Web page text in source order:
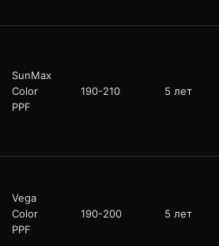
SunMax
Color
PPF
190-210 5 лет
Vega
Color
PPF
190-200 5 лет